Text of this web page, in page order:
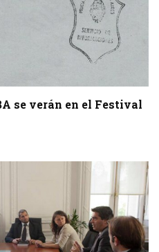
se verán en el Festival